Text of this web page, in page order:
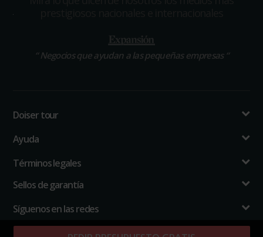
“Negocios que ayudan a las pequeñas empresas “
Doiser tour
Ayuda
Términos legales
Sellos de garantía
Síguenos en las redes